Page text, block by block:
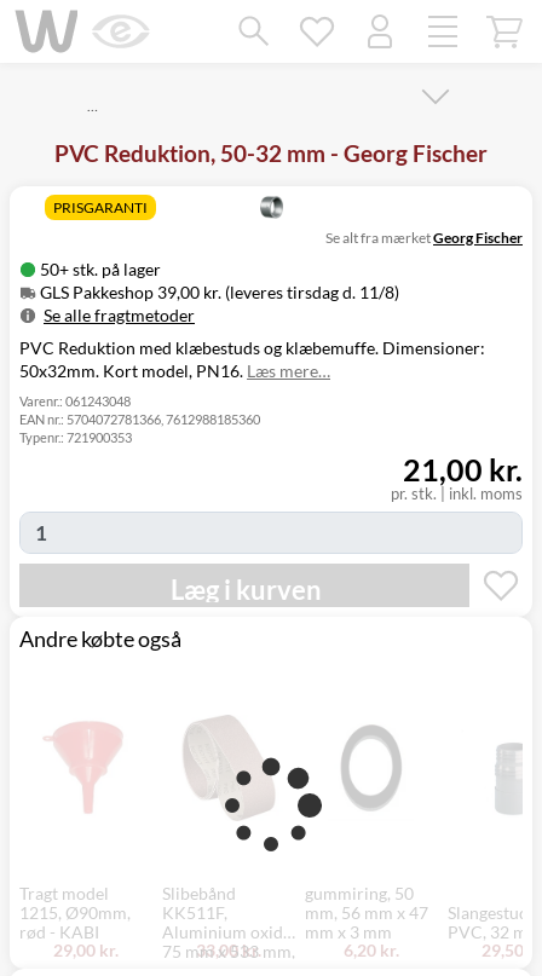
…
PVC Reduktion, 50-32 mm - Georg Fischer
PRISGARANTI
50+ stk. på lager
GLS Pakkeshop 39,00 kr. (leveres tirsdag d. 11/8)
Se alle fragtmetoder
Metode
Pris
Leveres
GLS Pakkeshop
39,00 kr.
Tirsdag d. 11/8
GLS
Hjemmelevering
49,00 kr.
Tirsdag d. 11/8
GLS Erhverv
Svenstrup
(9230)
0,00 kr. Mandag d. 10/8
Se alt fra mærketGeorg Fischer
PVC Reduktion med klæbestuds og klæbemuffe. Dimensioner:
50x32mm. Kort model, PN16. Læs mere…
Varenr.: 061243048
EAN nr.: 5704072781366, 7612988185360
Typenr.: 721900353
pr. stk. inkl. moms
21,00 kr.
Læg i kurven
Andre købte også
Tragt model
1215, Ø90mm,
rød - KABI
29,00 kr.
Slibebånd
KK511F,
Aluminium oxid,
75 mm x 533 mm,
33,00 kr.
gummiring, 50
mm, 56 mm x 47
mm x 3 mm
6,20 kr.
Slangestuds,
PVC, 32 mm
29,50
Mangler chatten?
Ret samtykke!